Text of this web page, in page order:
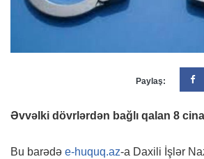
Paylaş:
Əvvəlki dövrlərdən bağlı qalan 8
Bu barədə e-huquq.az-a Daxili İşlər